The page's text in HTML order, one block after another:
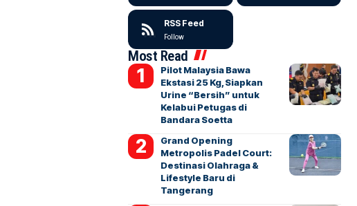
RSS Feed
Follow
Most Read
Pilot Malaysia Bawa
Ekstasi 25 Kg, Siapkan
Urine “Bersih” untuk
Kelabui Petugas di
Bandara Soetta
Grand Opening
Metropolis Padel Court:
Destinasi Olahraga &
Lifestyle Baru di
Tangerang